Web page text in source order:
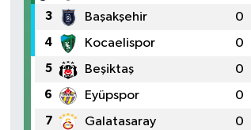
3 Başakşehir 0
4 Kocaelispor 0
5 Beşiktaş 0
6 Eyüpspor 0
7 Galatasaray 0